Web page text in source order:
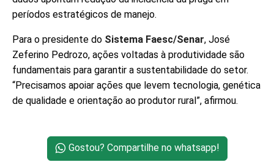
períodos estratégicos de manejo.
Para o presidente do Sistema Faesc/Senar, José
Zeferino Pedrozo, ações voltadas à produtividade são
fundamentais para garantir a sustentabilidade do setor.
“Precisamos apoiar ações que levem tecnologia, genética
de qualidade e orientação ao produtor rural”, afirmou.
Gostou? Compartilhe no whatsapp!